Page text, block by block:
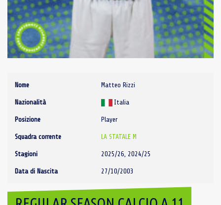
Nome Matteo Rizzi
Nazionalità Italia
Posizione Player
Squadra corrente LA STATALE M
Stagioni 2025/26, 2024/25
Data di Nascita 27/10/2003